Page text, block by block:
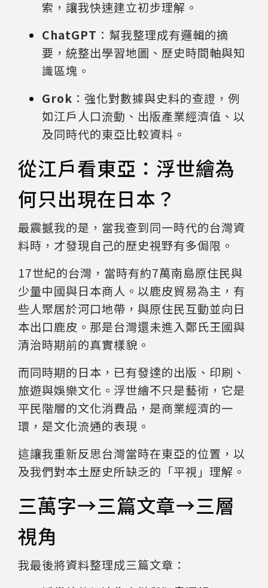
索，讓我快速建立初步理解。
ChatGPT ：幫我整理成有邏輯的摘
要，統整出學習地圖、歷史時間軸與知
識區塊。
Grok ：強化對數據與史料的查證，例
如江戶人口流動、出版產業經濟值、以
及同時代的東亞比較資料。
從江戶看東亞：浮世繪為
何只出現在日本？
最震撼我的是，當我查到同一時代的台灣資
料時，才發現自己的歷史視野有多侷限。
17世紀的台灣，當時有約7萬南島原住民與
少量中國與日本商人。以鹿皮貿易為主，有
些人聚居於河口地帶，與原住民互動並向日
本出口鹿皮。那是台灣還未進入鄭氏王國與
清治時期前的真實樣貌。
而同時期的日本，已有發達的出版、印刷、
旅遊與娛樂文化。浮世繪不只是藝術，它是
平民階層的文化消費品，是商業經濟的一
環，是文化流通的表現。
這讓我重新反思台灣當時在東亞的位置，以
及我們對本土歷史所缺乏的「平視」理解。
三萬字→三篇文章→三層
視角
我最後將資料整理成三篇文章：